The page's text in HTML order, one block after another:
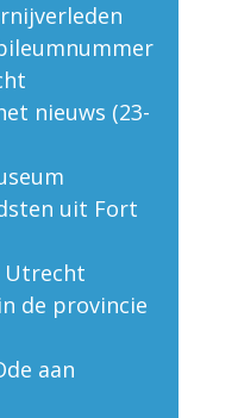
nieuws (23-
uit Fort
Utrecht
de provincie
aan